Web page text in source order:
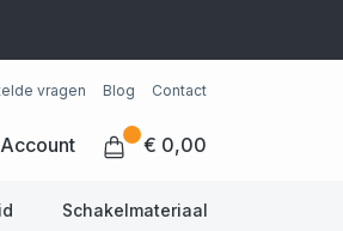
vragen Blog Contact
Account € 0,00
Schakelmateriaal